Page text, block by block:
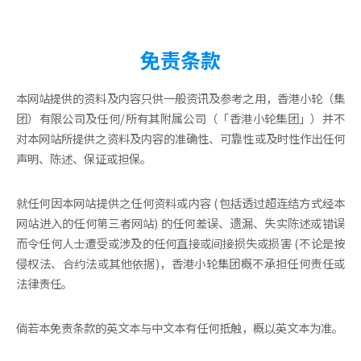
免责条款
本网站提供的资料及内容只供一般资讯及参考之用，香港小轮（集
团）有限公司及任何/所有其附属公司（「香港小轮集团」）并不
对本网站所提供之资料及内容的准确性、可靠性或及时性作出任何
声明、陈述、保证或担保。
就任何因本网站提供之任何资料或内容 (包括透过超连结方式经本
网站进入的任何第三者网站) 的任何差误、遗漏、失实陈述或错误
而令任何人士遭受或涉及的任何直接或间接损失或损害 (不论是按
侵权法、合约法或其他依据)，香港小轮集团概不承担任何责任或
法律责任。
倘若本免责条款的英文本与中文本有任何抵触，概以英文本为准。